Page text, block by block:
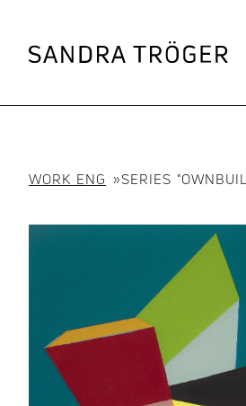
WORK ENG »SERIES